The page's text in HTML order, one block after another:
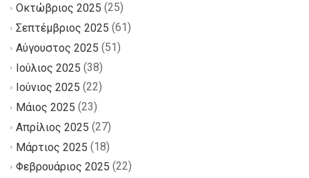
Οκτώβριος 2025 (25)
Σεπτέμβριος 2025 (61)
Αύγουστος 2025 (51)
Ιούλιος 2025 (38)
Ιούνιος 2025 (22)
Μάιος 2025 (23)
Απρίλιος 2025 (27)
Μάρτιος 2025 (18)
Φεβρουάριος 2025 (22)